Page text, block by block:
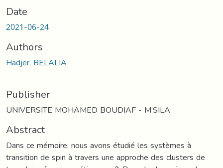
Date
2021-06-24
Authors
Hadjer, BELALIA
Publisher
UNIVERSITE MOHAMED BOUDIAF - M’SILA
Abstract
Dans ce mémoire, nous avons étudié les systèmes à
transition de spin à travers une approche des clusters de